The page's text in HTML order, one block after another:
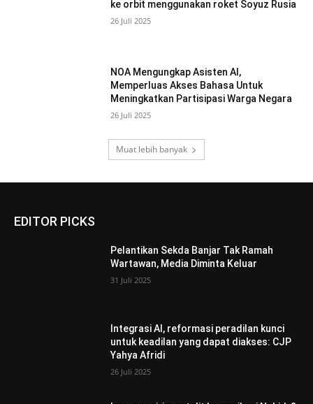
ke orbit menggunakan roket Soyuz Rusia
26 Juli 2025
NOA Mengungkap Asisten AI,
Memperluas Akses Bahasa Untuk
Meningkatkan Partisipasi Warga Negara
26 Juli 2025
Muat lebih banyak
EDITOR PICKS
Pelantikan Sekda Banjar Tak Ramah
Wartawan, Media Diminta Keluar
31 Juli 2025
Integrasi AI, reformasi peradilan kunci
untuk keadilan yang dapat diakses: CJP
Yahya Afridi
26 Juli 2025